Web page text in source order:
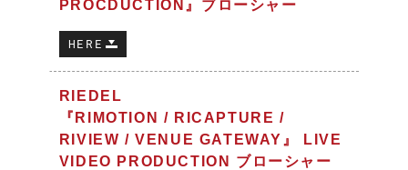
PROCDUCTION』ブローシャー
HERE
RIEDEL
『RIMOTION / RICAPTURE /
RIVIEW / VENUE GATEWAY』 LIVE
VIDEO PRODUCTION ブローシャー